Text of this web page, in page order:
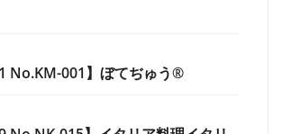
No.KM-001】ぼてぢゅう®